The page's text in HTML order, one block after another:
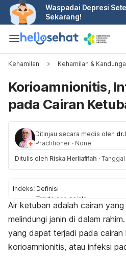
Waspadai Depresi
Sekarang!
Kehamilan Kehamilan &
Korioamnionitis,
pada Cairan
Ditinjau secara medis oleh dr.
Practitioner · None
Ditulis oleh Riska Herliafifah ·
Indeks: Definisi
Tanda dan gejala
Penyebab
Faktor risiko
Komplikasi
Diagnosis
Pengobatan
Air ketuban adalah cairan yang
melindungi janin di dalam
yang dapat terjadi pada cairan
korioamnionitis, atau infeksi